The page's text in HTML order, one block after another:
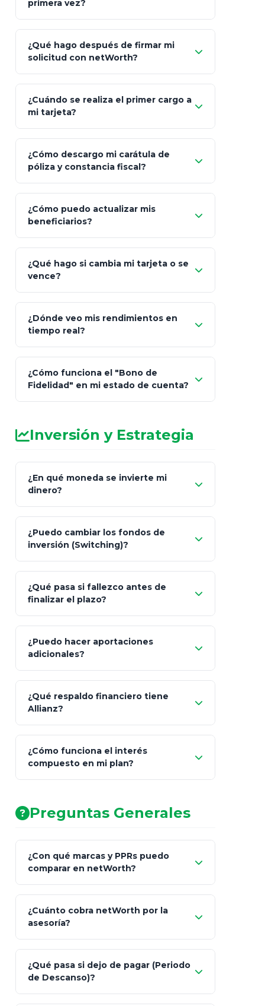
App Store (iOS) Google Play
primera vez?
Bienvenida
"¿Aún no tienes cuenta?
Regístrate"
¿Qué hago después de firmar mi
solicitud con netWorth?
¿Cuándo se realiza el primer cargo a
mi tarjeta?
¿Cómo descargo mi carátula de
póliza y constancia fiscal?
"Mis Pólizas" > "Documentos"
¿Cómo puedo actualizar mis
beneficiarios?
¿Qué hago si cambia mi tarjeta o se
vence?
"Link
de Cobro Seguro"
¿Dónde veo mis rendimientos en
tiempo real?
¿Cómo funciona el "Bono de
Fidelidad" en mi estado de cuenta?
Inversión y Estrategia
¿En qué moneda se invierte mi
dinero?
inflación), Dólares o Euros
¿Puedo cambiar los fondos de
inversión (Switching)?
"Switching" (cambio de fondos)
¿Qué pasa si fallezco antes de
finalizar el plazo?
100% a tus
beneficiarios designados
¿Puedo hacer aportaciones
adicionales?
¿Qué respaldo financiero tiene
Allianz?
AA (Muy Fuerte)
¿Cómo funciona el interés
compuesto en mi plan?
Preguntas Generales
¿Con qué marcas y PPRs puedo
comparar en netWorth?
¿Cuánto cobra netWorth por la
asesoría?
¿Qué pasa si dejo de pagar (Periodo
de Descanso)?